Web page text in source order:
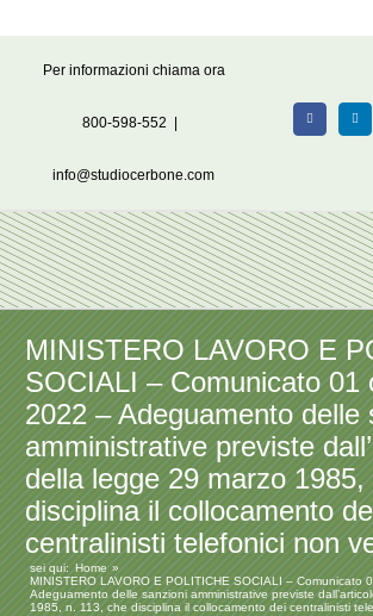
Per informazioni chiama ora
800-598-552
info@studiocerbone.com
Facebook
MINISTERO LAVORO E
SOCIALI – Comunicato 01
2022 – Adeguamento delle
amministrative previste
della legge 29 marzo
disciplina il collocamento
centralinisti telefonici non
sei qui: Home
MINISTERO LAVORO E POLITICHE SOCIALI – Comunicato
Adeguamento delle sanzioni amministrative previste
1985, n. 113, che disciplina il collocamento dei centralinisti